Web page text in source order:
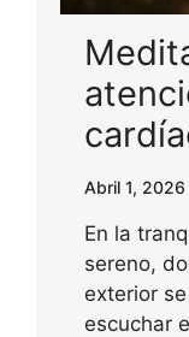
Abril 1, 2026
En la
sereno,
exterior
escuchar